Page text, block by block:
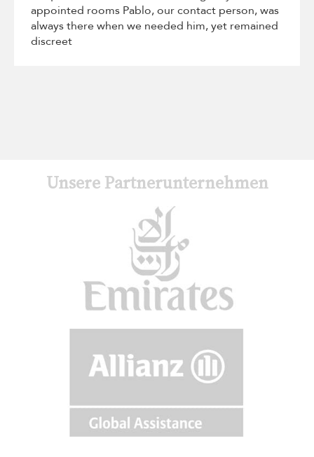
appointed rooms Pablo, our contact person, was
always there when we needed him, yet remained
discreet
Unsere Partnerunternehmen